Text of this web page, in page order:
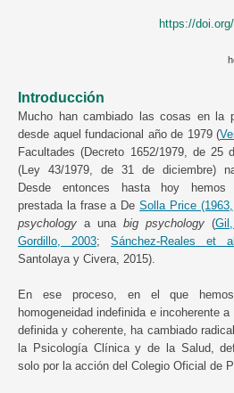
https://
Introducción
Mucho han cambiado las cosas en la
desde aquel fundacional año de 1979 (
Facultades (Decreto 1652/1979, de 25
(Ley 43/1979, de 31 de diciembre)
Desde entonces hasta hoy hemos
prestada la frase a DeSolla Price (1963,
psychology a una big psychology (
Gordillo, 2003; Sánchez-Reales et
Santolaya y Civera, 2015).
En ese proceso, en el que
homogeneidad indefinida e incoherente a
definida y coherente, ha cambiado
la Psicología Clínica y de la Salud,
solo por la acción del Colegio Oficial de